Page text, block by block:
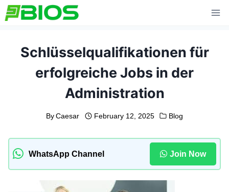
Skip
to
Schlüsselqualifikationen für
erfolgreiche Jobs in der
Administration
By Caesar February 12, 2025 Blog
WhatsApp Channel Join Now